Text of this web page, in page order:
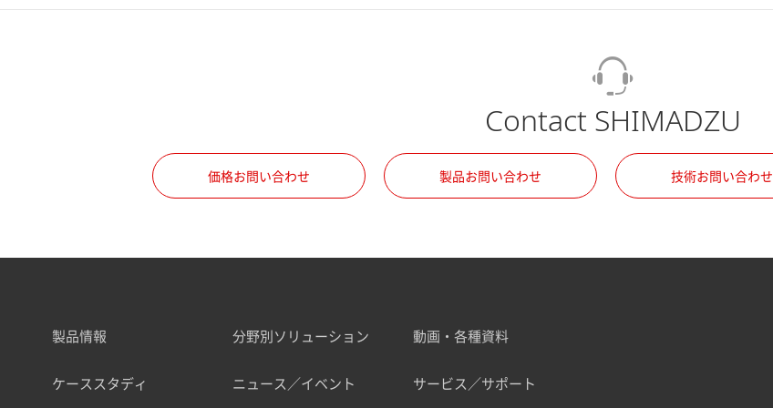
Contact SHIMADZU
価格お問い合わせ 製品お問い合わせ 技術お問い合わせ
製品情報 分野別ソリューション 動画・各種資料
ケーススタディ ニュース／イベント サービス／サポート